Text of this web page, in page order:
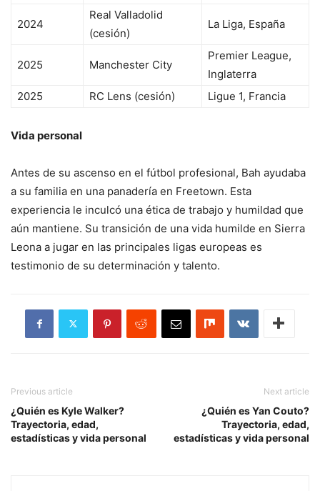
2024
Real Valladolid
(cesión)
La Liga, España
2025 Manchester City
Premier League,
Inglaterra
2025
RC Lens (cesión) Ligue 1, Francia
Vida personal
Antes de su ascenso en el fútbol profesional, Bah ayudaba
a su familia en una panadería en Freetown. Esta
experiencia le inculcó una ética de trabajo y humildad que
aún mantiene. Su transición de una vida humilde en Sierra
Leona a jugar en las principales ligas europeas es
testimonio de su determinación y talento.
Previous article
¿Quién es Kyle Walker?
Trayectoria, edad,
estadísticas y vida personal
Next article
¿Quién es Yan Couto?
Trayectoria, edad,
estadísticas y vida personal